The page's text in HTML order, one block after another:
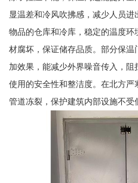
显温差和冷风吹拂感，减少人员
物品的仓库和冷库，稳定的温度
材腐坏，保证储存品质。部分保
加效果，能减少外界噪音传入，
使用的安全性和整洁度。在北方
管道冻裂，保护建筑内部设施不受